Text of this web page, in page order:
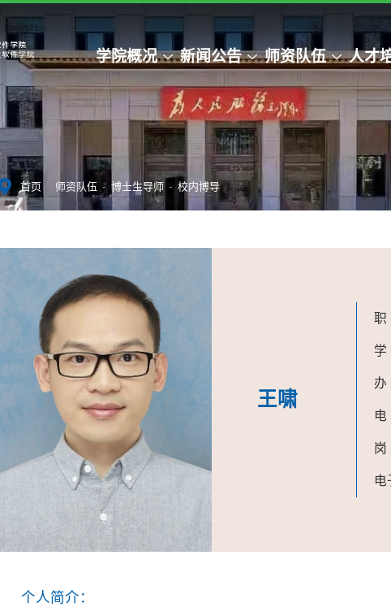
学院概况 新闻公告 师资队伍 人才
首页 师资队伍 - 博士生导师 - 校内博导
王啸
办
电
个人简介：